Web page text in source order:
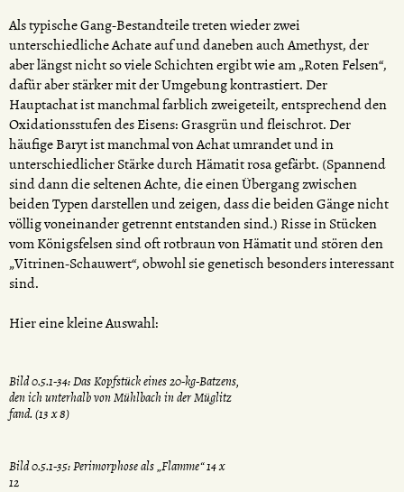
Als typische Gang-Bestandteile treten wieder zwei
unterschiedliche Achate auf und daneben auch Amethyst, der
aber längst nicht so viele Schichten ergibt wie am „Roten Felsen“,
dafür aber stärker mit der Umgebung kontrastiert. Der
Hauptachat ist manchmal farblich zweigeteilt, entsprechend den
Oxidationsstufen des Eisens: Grasgrün und fleischrot. Der
häufige Baryt ist manchmal von Achat umrandet und in
unterschiedlicher Stärke durch Hämatit rosa gefärbt. (Spannend
sind dann die seltenen Achte, die einen Übergang zwischen
beiden Typen darstellen und zeigen, dass die beiden Gänge nicht
völlig voneinander getrennt entstanden sind.) Risse in Stücken
vom Königsfelsen sind oft rotbraun von Hämatit und stören den
„Vitrinen-Schauwert“, obwohl sie genetisch besonders interessant
sind.
Hier eine kleine Auswahl:
Bild 0.5.1-34: Das Kopfstück eines 20-kg-Batzens,
den ich unterhalb von Mühlbach in der Müglitz
fand. (13 x 8)
Bild 0.5.1-35: Perimorphose als „Flamme“ 14 x
12